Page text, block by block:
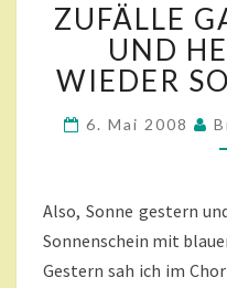
ZUFÄLLE
UND
WIEDER
6. Mai 2008
Also, Sonne gestern
Sonnenschein mit
Gestern sah ich im